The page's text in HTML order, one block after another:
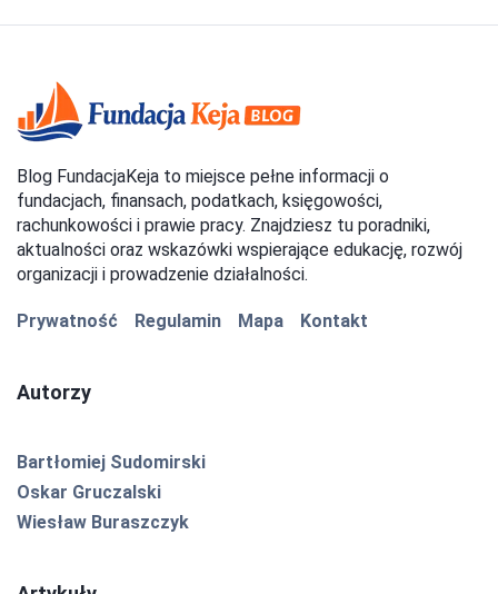
Blog FundacjaKeja to miejsce pełne informacji o
fundacjach, finansach, podatkach, księgowości,
rachunkowości i prawie pracy. Znajdziesz tu poradniki,
aktualności oraz wskazówki wspierające edukację, rozwój
organizacji i prowadzenie działalności.
Prywatność Regulamin Mapa Kontakt
Autorzy
Bartłomiej Sudomirski
Oskar Gruczalski
Wiesław Buraszczyk